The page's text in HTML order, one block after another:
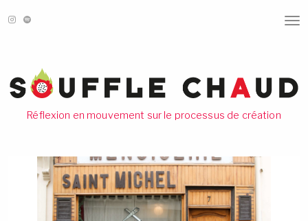
T
N
A
Réflexion en mouvement sur le processus de création